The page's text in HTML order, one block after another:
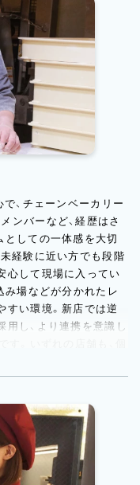
、チェーンベーカリー
ンバーなど、経歴はさ
としての一体感を大切
経験に近い方でも段階
心して現場に入ってい
み場などが分かれたレ
すい環境。新店では逆
用し、より連携を意識し
す。いずれの店舗も、個
ず、のびのびと成長で